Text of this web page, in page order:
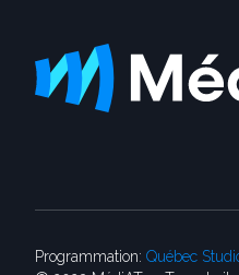
Programmation: Québec